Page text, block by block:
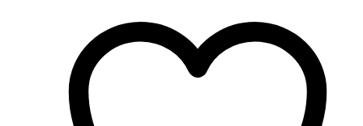
590,00 ₽.